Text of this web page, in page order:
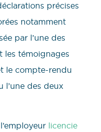
précises
notamment
par l’une des
les témoignages
le compte-rendu
l’une des deux
licencie